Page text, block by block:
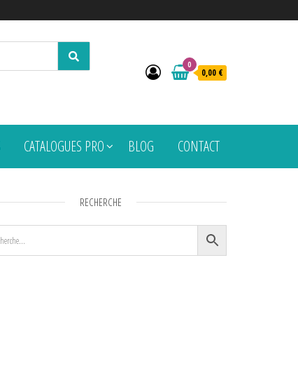
0
0,00 €
CATALOGUES PRO BLOG CONTACT
RECHERCHE